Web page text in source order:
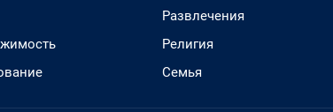
Развлечения
Религия
Семья